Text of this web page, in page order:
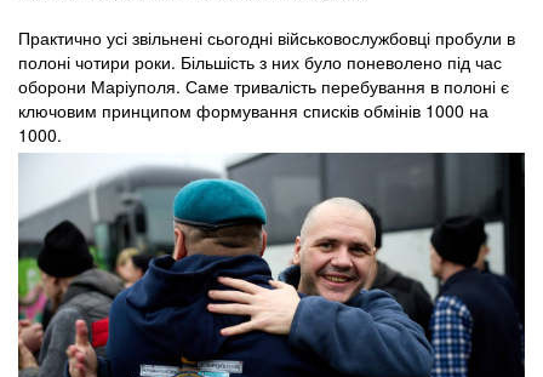
Практично усі звільнені сьогодні військовослужбовці пробули в
полоні чотири роки. Більшість з них було поневолено під час
оборони Маріуполя. Саме тривалість перебування в полоні є
ключовим принципом формування списків обмінів 1000 на
1000.